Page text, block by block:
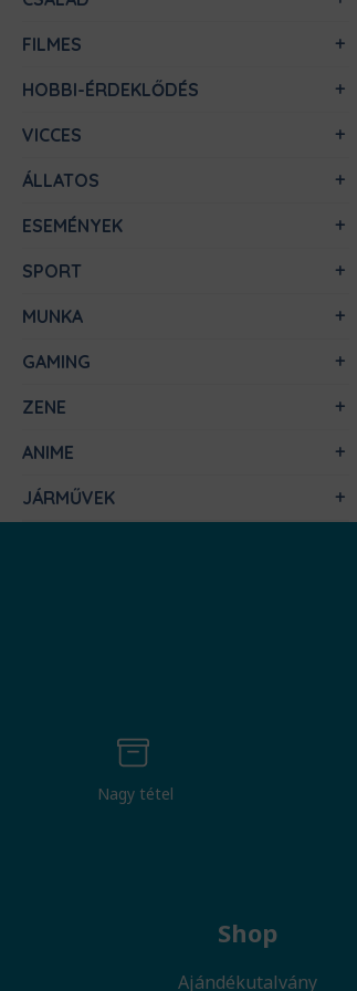
FILMES
HOBBI-ÉRDEKLŐDÉS
VICCES
ÁLLATOS
ESEMÉNYEK
SPORT
MUNKA
GAMING
ZENE
ANIME
JÁRMŰVEK
Nagy tétel
Shop
Ajándékutalvány